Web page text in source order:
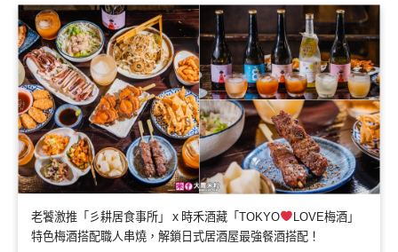
老饕激推「彡耕居食事所」ｘ時禾酒藏「TOKYO
LOVE梅酒」
特色梅酒搭配職人串燒，解鎖日式居酒屋最強餐酒搭配！